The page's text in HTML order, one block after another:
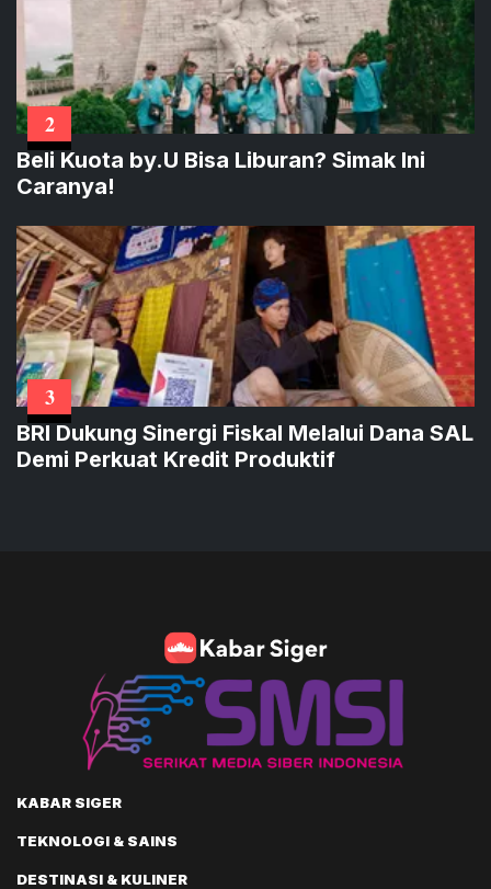
2
Beli Kuota by.U Bisa Liburan? Simak Ini
Caranya!
3
BRI Dukung Sinergi Fiskal Melalui Dana SAL
Demi Perkuat Kredit Produktif
KABAR SIGER
TEKNOLOGI & SAINS
DESTINASI & KULINER